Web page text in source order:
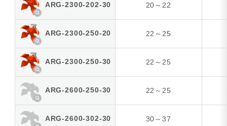
ARG-2300-202-30 20～22
ARG-2300-250-20 22～25
ARG-2300-250-30 22～25
ARG-2600-250-30 22～25
ARG-2600-302-30 30～37